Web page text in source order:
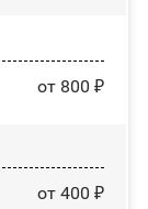
от 800 ₽
от 400 ₽